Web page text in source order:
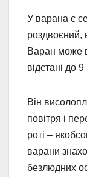
У варана є
роздвоєний,
Варан може
відстані до 9
Він
повітря і
роті –
варани
безлюдних